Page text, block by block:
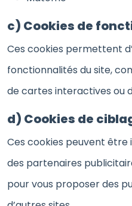
c) Cookies de
Ces cookies permettent
fonctionnalités du site,
de cartes interactives ou
d) Cookies de
Ces cookies peuvent
des partenaires
pour vous proposer des